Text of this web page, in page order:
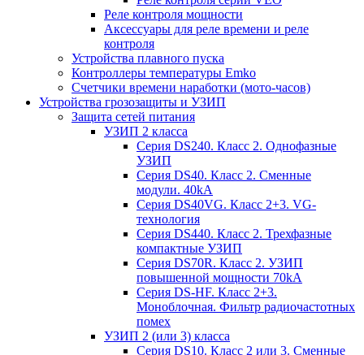
Реле контроля мощности
Аксессуары для реле времени и реле
контроля
Устройства плавного пуска
Контроллеры температуры Emko
Счетчики времени наработки (мото-часов)
Устройства грозозащиты и УЗИП
Защита сетей питания
УЗИП 2 класса
Серия DS240. Класс 2. Однофазные
УЗИП
Серия DS40. Класс 2. Сменные
модули. 40kA
Серия DS40VG. Класс 2+3. VG-
технология
Серия DS440. Класс 2. Трехфазные
компактные УЗИП
Серия DS70R. Класс 2. УЗИП
повышенной мощности 70kA
Серия DS-HF. Класс 2+3.
Моноблочная. Фильтр радиочастотных
помех
УЗИП 2 (или 3) класса
Серия DS10. Класс 2 или 3. Сменные